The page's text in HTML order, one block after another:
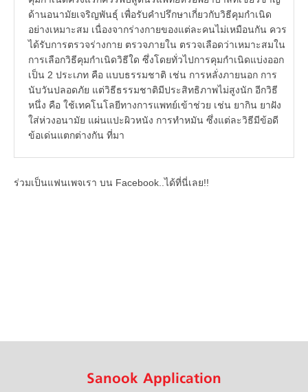
ด้านอนามัยเจริญพันธุ์ เพื่อรับคำปรึกษาเกี่ยวกับวิธีคุมกำเนิด
อย่างเหมาะสม เนื่องจากร่างกายของแต่ละคนไม่เหมือนกัน ควร
ได้รับการตรวจร่างกาย ตรวจภายใน ตรวจเลือดว่าเหมาะสมใน
การเลือกวิธีคุมกำเนิดวิธีใด ซึ่งโดยทั่วไปการคุมกำเนิดแบ่งออก
เป็น 2 ประเภท คือ แบบธรรมชาติ เช่น การหลั่งภายนอก การ
นับวันปลอดภัย แต่วิธีธรรมชาติมีประสิทธิภาพไม่สูงนัก อีกวิธี
หนึ่ง คือ ใช้เทคโนโลยีทางการแพทย์เข้าช่วย เช่น ยากิน ยาฝัง
ใส่ห่วงอนามัย แผ่นแปะผิวหนัง การทำหมัน ซึ่งแต่ละวิธีมีข้อดี
ข้อเด่นแตกต่างกัน ที่มา
ร่วมเป็นแฟนเพจเรา บน Facebook..ได้ที่นี่เลย!!
Sanook Application